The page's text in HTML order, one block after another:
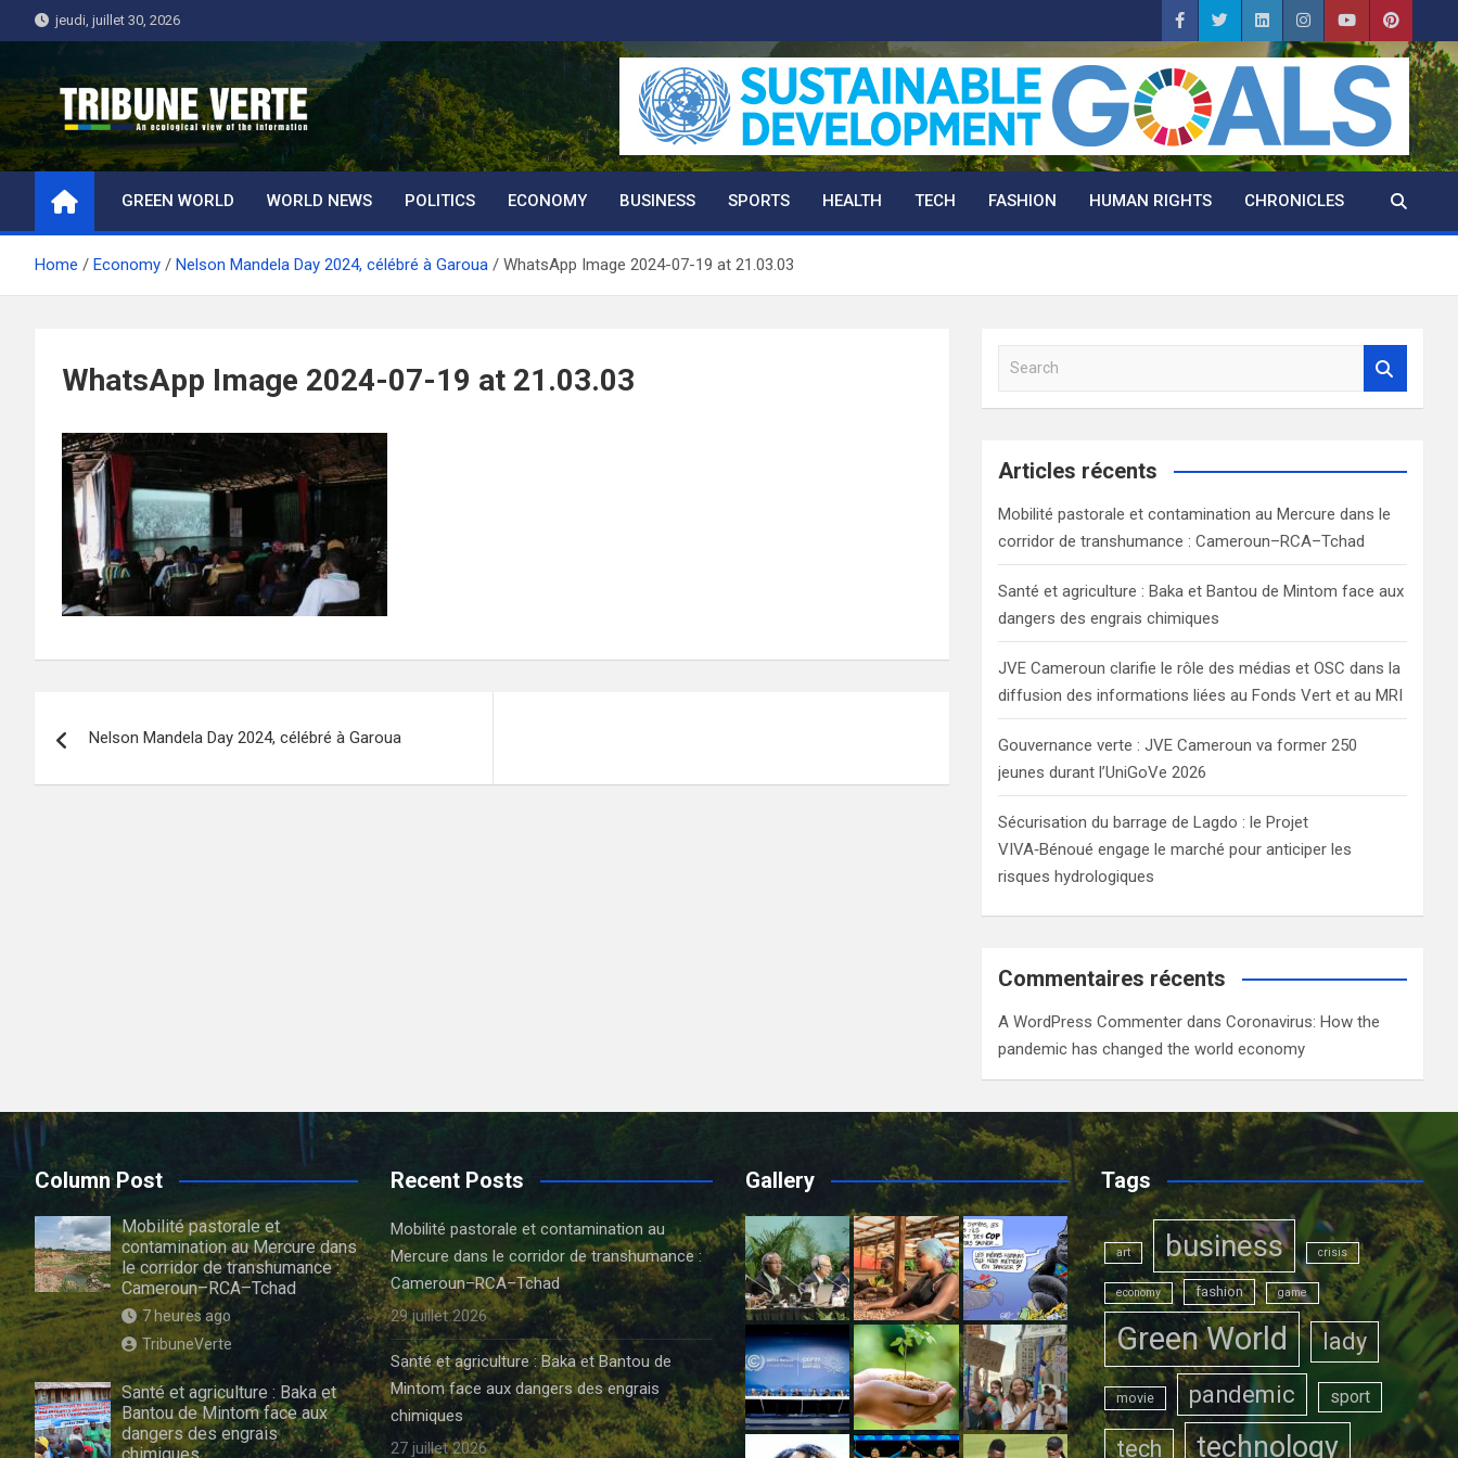
to
jeudi, juillet 30, 2026
Tribune Verte
Un regard écologique de l'information
GREEN WORLD WORLD NEWS POLITICS ECONOMY BUSINESS SPORTS HEALTH TECH FASHION HUMAN RIGHTS CHRONICLES
Home Economy Nelson Mandela Day 2024, célébré à Garoua WhatsApp Image 2024-07-19 at 21.03.03
WhatsApp Image 2024-07-19 at 21.03.03
de
Nelson Mandela Day 2024, célébré à Garoua
a
c
Articles récents
Mobilité pastorale et contamination au Mercure dans le
corridor de transhumance : Cameroun–RCA–Tchad
Santé et agriculture : Baka et Bantou de Mintom face aux
dangers des engrais chimiques
JVE Cameroun clarifie le rôle des médias et OSC dans la
diffusion des informations liées au Fonds Vert et au MRI
Gouvernance verte : JVE Cameroun va former 250
jeunes durant l’UniGoVe 2026
Sécurisation du barrage de Lagdo : le Projet
VIVA‑Bénoué engage le marché pour anticiper les
risques hydrologiques
Commentaires récents
A WordPress Commenter dansCoronavirus: How the
pandemic has changed the world economy
Column Post
Mobilité pastorale et
contamination au Mercure dans
le corridor de transhumance :
Cameroun–RCA–Tchad
7 heures ago
TribuneVerte
Santé et agriculture : Baka et
Bantou de Mintom face aux
dangers des engrais
Recent Posts
Mobilité pastorale et contamination au
Mercure dans le corridor de transhumance :
Cameroun–RCA–Tchad
29 juillet 2026
Santé et agriculture : Baka et Bantou de
Mintom face aux dangers des engrais
chimiques
27 juillet 2026
Gallery Tags
art business crisis
economy fashion game
Green World lady
movie pandemic sport
tech technology